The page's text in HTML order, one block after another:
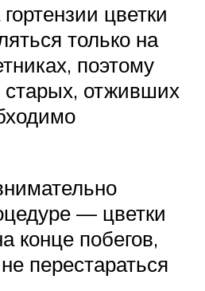
цветки
только на
поэтому
старых, отживших
— цветки
конце побегов,
перестараться